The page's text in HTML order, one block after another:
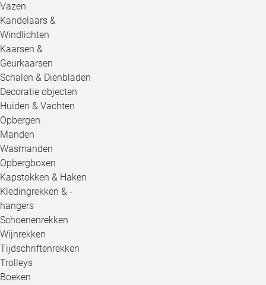
Vazen
Kandelaars &
Windlichten
Kaarsen &
Geurkaarsen
Schalen & Dienbladen
Decoratie objecten
Huiden & Vachten
Opbergen
Manden
Wasmanden
Opbergboxen
Kapstokken & Haken
Kledingrekken & -
hangers
Schoenenrekken
Wijnrekken
Tijdschriftenrekken
Trolleys
Boeken